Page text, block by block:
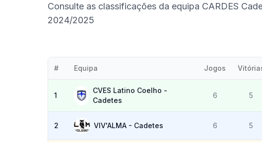
Consulte as classificações da equipa CARDES
2024/2025
# Equipa Jogos
1
CVES Latino Coelho -
Cadetes
6 5
2 VIV'ALMA - Cadetes 6 5